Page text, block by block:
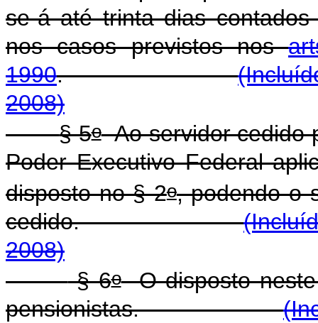
se-á até trinta dias
nos casos previstos nos
1990.
2008)
§ 5oAo servidor cedido
Poder Executivo Federal
disposto no § 2o, podendo o
cedido.
2008)
§ 6oO disposto neste
pensionistas.